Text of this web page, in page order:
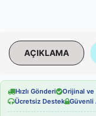
AÇIKLAMA
Hızlı Gönderi Orijinal ve
Ücretsiz Destek Güvenli